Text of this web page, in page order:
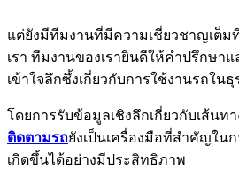
แต่ยังมีทีมงานที่มีความเชี่ยวชาญเต็
เรา ทีมงานของเรายินดีให้คำปรึกษ
เข้าใจลึกซึ้งเกี่ยวกับการใช้งานรถใ
โดยการรับข้อมูลเชิงลึกเกี่ยวกับเส้น
ติดตามรถยังเป็นเครื่องมือที่สำคัญใน
เกิดขึ้นได้อย่างมีประสิทธิภาพ